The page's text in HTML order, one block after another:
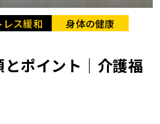
レス緩和
身体の健康
ポイント｜介護福